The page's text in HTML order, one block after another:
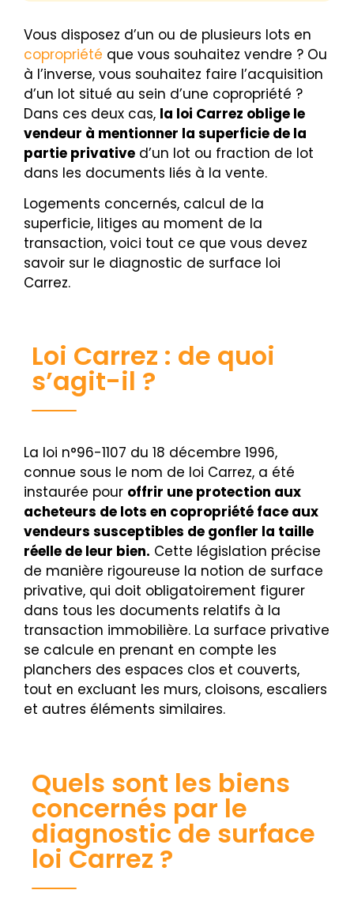
Vous disposez d’un ou de plusieurs lots en
copropriété que vous souhaitez vendre ? Ou
à l’inverse, vous souhaitez faire l’acquisition
d’un lot situé au sein d’une copropriété ?
Dans ces deux cas, la loi Carrez oblige le
vendeur à mentionner la superficie de la
partie privative d’un lot ou fraction de lot
dans les documents liés à la vente.
Logements concernés, calcul de la
superficie, litiges au moment de la
transaction, voici tout ce que vous devez
savoir sur le diagnostic de surface loi
Carrez.
Loi Carrez : de quoi
s’agit-il ?
La loi n°96-1107 du 18 décembre 1996,
connue sous le nom de loi Carrez, a été
instaurée pour offrir une protection aux
acheteurs de lots en copropriété face aux
vendeurs susceptibles de gonfler la taille
réelle de leur bien. Cette législation précise
de manière rigoureuse la notion de surface
privative, qui doit obligatoirement figurer
dans tous les documents relatifs à la
transaction immobilière. La surface privative
se calcule en prenant en compte les
planchers des espaces clos et couverts,
tout en excluant les murs, cloisons, escaliers
et autres éléments similaires.
Quels sont les biens
concernés par le
diagnostic de surface
loi Carrez ?